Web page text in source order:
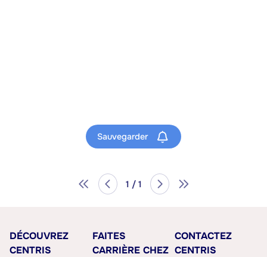
Sauvegarder
1 / 1
DÉCOUVREZ
CENTRIS
FAITES
CARRIÈRE CHEZ
CONTACTEZ
CENTRIS